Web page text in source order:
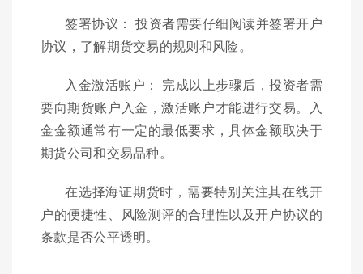
签署协议： 投资者需要仔细阅读并签署开户
协议，了解期货交易的规则和风险。
入金激活账户： 完成以上步骤后，投资者需
要向期货账户入金，激活账户才能进行交易。入
金金额通常有一定的最低要求，具体金额取决于
期货公司和交易品种。
在选择海证期货时，需要特别关注其在线开
户的便捷性、风险测评的合理性以及开户协议的
条款是否公平透明。